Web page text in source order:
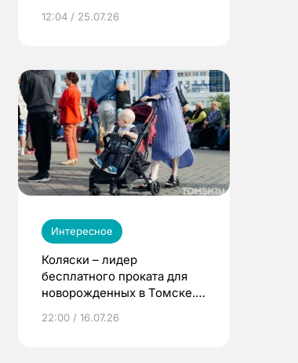
12:04 / 25.07.26
Интересное
Коляски – лидер
бесплатного проката для
новорожденных в Томске.
22:00 / 16.07.26